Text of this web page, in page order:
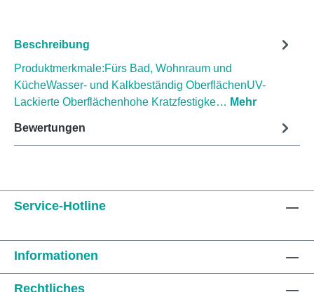
Beschreibung
Produktmerkmale:Fürs Bad, Wohnraum und
KücheWasser- und Kalkbeständig OberflächenUV-
Lackierte Oberflächenhohe Kratzfestigke… Mehr
Bewertungen
Service-Hotline
Informationen
Rechtliches